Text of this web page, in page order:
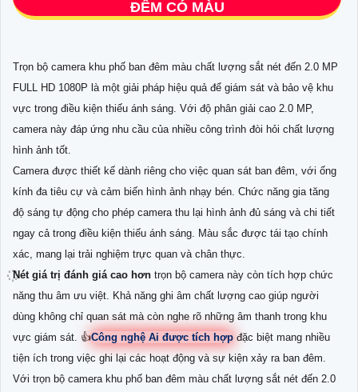
ĐÊM CÓ MÀU
Trọn bộ camera khu phố ban đêm màu chất lượng sắt nét đến 2.0 MP
FULL HD 1080P là một giải pháp hiệu quả để giám sát và bảo vệ khu
vực trong điều kiện thiếu ánh sáng. Với độ phân giải cao 2.0 MP,
camera này đáp ứng nhu cầu của nhiều công trình đòi hỏi chất lượng
hình ảnh tốt.
Camera được thiết kế dành riêng cho việc quan sát ban đêm, với ống
kính đa tiêu cự và cảm biến hình ảnh nhạy bén. Chức năng gia tăng
độ sáng tự động cho phép camera thu lại hình ảnh đủ sáng và chi tiết
ngay cả trong điều kiện thiếu ánh sáng. Màu sắc được tái tạo chính
xác, mang lại trải nghiệm trực quan và chân thực.
Nét giá trị đánh giá cao hơn trọn bộ camera này còn tích hợp chức
năng thu âm ưu việt. Khả năng ghi âm chất lượng cao giúp người
dùng không chỉ quan sát mà còn nghe rõ những âm thanh trong khu
vực giám sát. 👍Công nghệ Ai được tích hợp đặc biệt mang nhiều
tiện ích trong việc ghi lại các hoạt động và sự kiện xảy ra ban đêm.
Với trọn bộ camera khu phố ban đêm màu chất lượng sắt nét đến 2.0